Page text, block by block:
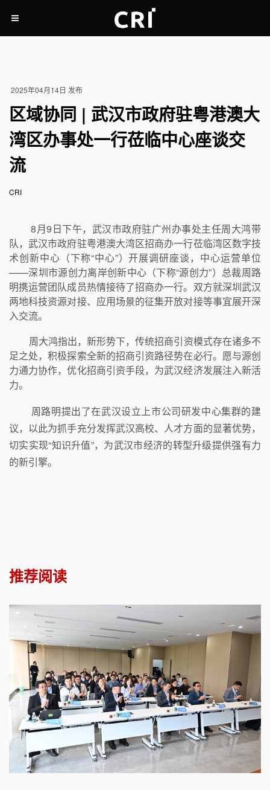
2025年04月14日 发布
区域协同 | 武汉市政府驻粤港澳大
湾区办事处一行莅临中心座谈交
流
CRI
8月9日下午，武汉市政府驻广州办事处主任周大鸿带
队，武汉市政府驻粤港澳大湾区招商办一行莅临湾区数字技
术创新中心（下称“中心”）开展调研座谈，中心运营单位
——深圳市源创力离岸创新中心（下称“源创力”）总裁周路
明携运营团队成员热情接待了招商办一行。双方就深圳武汉
两地科技资源对接、应用场景的征集开放对接等事宜展开深
入交流。
周大鸿指出，新形势下，传统招商引资模式存在诸多不
足之处，积极探索全新的招商引资路径势在必行。愿与源创
力通力协作，优化招商引资手段，为武汉经济发展注入新活
力。
周路明提出了在武汉设立上市公司研发中心集群的建
议，以此为抓手充分发挥武汉高校、人才方面的显著优势，
切实实现“知识升值”，为武汉市经济的转型升级提供强有力
的新引擎。
推荐阅读